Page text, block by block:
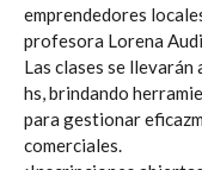
emprendedores
profesora Lorena
Las clases se
hs, brindando
para gestionar
comerciales.